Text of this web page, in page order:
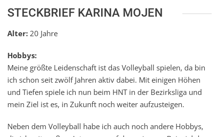
STECKBRIEF KARINA MOJEN
Alter: 20 Jahre
Hobbys:
Meine größte Leidenschaft ist das Volleyball spielen, da bin
ich schon seit zwölf Jahren aktiv dabei. Mit einigen Höhen
und Tiefen spiele ich nun beim HNT in der Bezirksliga und
mein Ziel ist es, in Zukunft noch weiter aufzusteigen.
Neben dem Volleyball habe ich auch noch andere Hobbys,